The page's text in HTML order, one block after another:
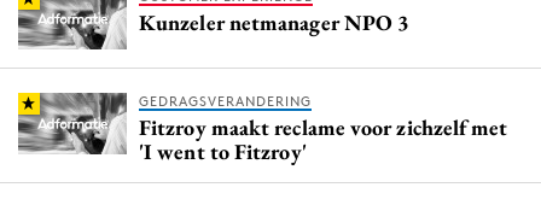
Kunzeler netmanager NPO 3
GEDRAGSVERANDERING
Fitzroy maakt reclame voor zichzelf met
'I went to Fitzroy'